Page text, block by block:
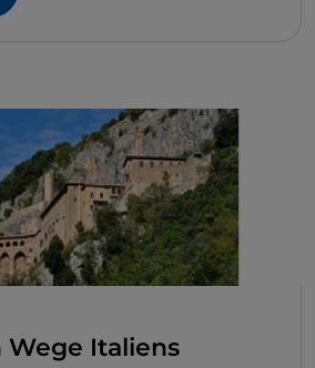
Wege Italiens